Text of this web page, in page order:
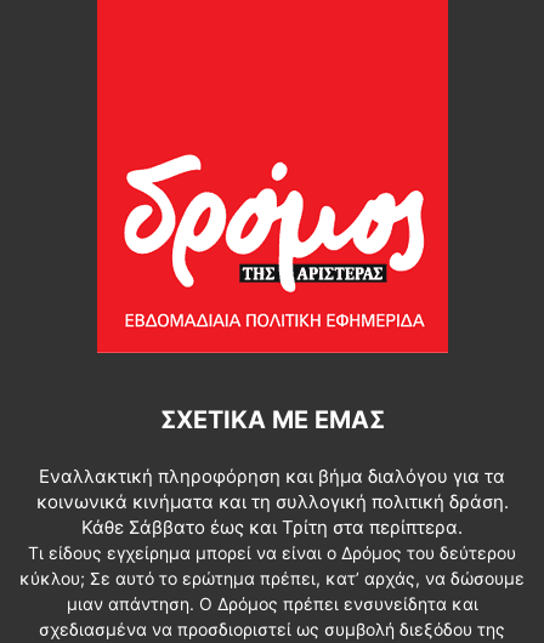
ΣΧΕΤΙΚΆ ΜΕ ΕΜΆΣ
Εναλλακτική πληροφόρηση και βήμα διαλόγου για τα
κοινωνικά κινήματα και τη συλλογική πολιτική δράση.
Κάθε Σάββατο έως και Τρίτη στα περίπτερα.
Τι είδους εγχείρημα μπορεί να είναι ο Δρόμος του δεύτερου
κύκλου; Σε αυτό το ερώτημα πρέπει, κατ’ αρχάς, να δώσουμε
μιαν απάντηση. Ο Δρόμος πρέπει ενσυνείδητα και
σχεδιασμένα να προσδιοριστεί ως συμβολή διεξόδου της